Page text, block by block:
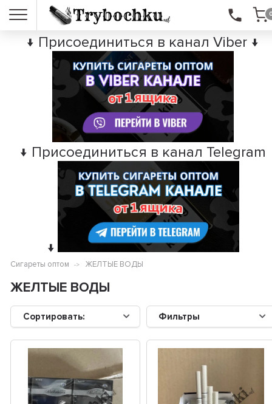
↓ Присоединиться в канал Viber ↓
↓ Присоединиться в канал Telegram
↓
Сигареты оптом ЖЕЛТЫЕ ВОДЫ
ЖЕЛТЫЕ ВОДЫ
Сортировать: Фильтры